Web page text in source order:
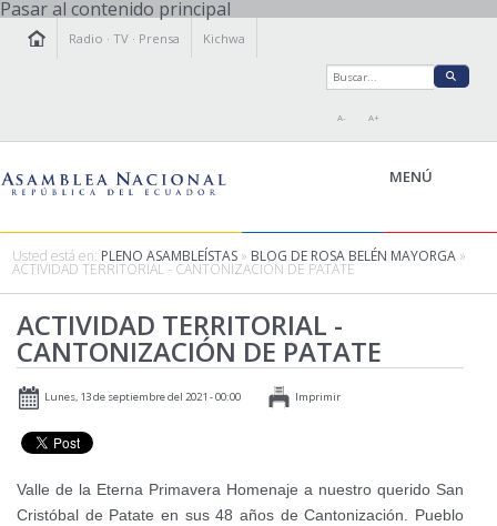
Pasar al contenido principal
Radio ·TV · Prensa Kichwa
A- A+
MENÚ
LEGISLAMOS
FISCALIZAMOS
TRANSPARENCIA
PRENSA
PARTICIPACIÓN
AGENDA
Usted está en: PLENO ASAMBLEÍSTAS » BLOG DE ROSA BELÉN MAYORGA »
ACTIVIDAD TERRITORIAL - CANTONIZACIÓN DE PATATE
ACTIVIDAD TERRITORIAL -
CANTONIZACIÓN DE PATATE
Lunes, 13 de septiembre del 2021 - 00:00 Imprimir
Valle de la Eterna Primavera Homenaje a nuestro querido San
Cristóbal de Patate en sus 48 años de Cantonización. Pueblo